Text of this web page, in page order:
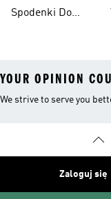
Spodenki Do
YOUR OPINION
We strive to serve you
Zaloguj się